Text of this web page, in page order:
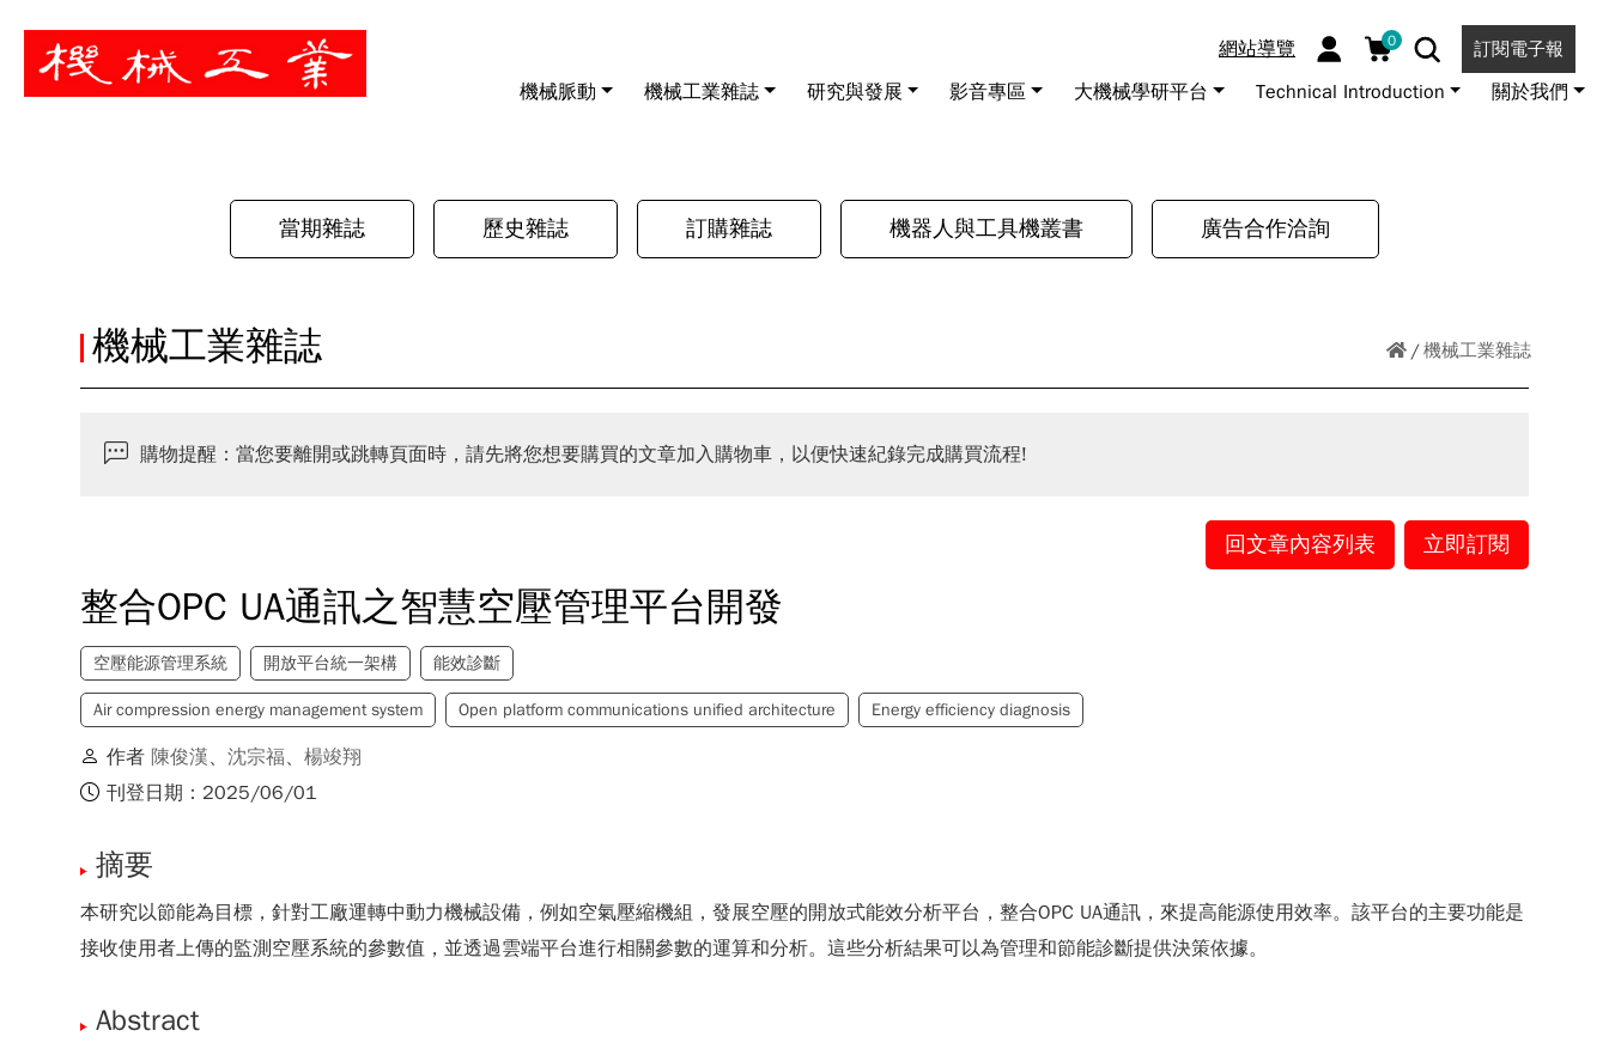
網站導覽 0 訂閱電子報
機械脈動 機械工業雜誌 研究與發展 影音專區 大機械學研平台 Technical Introduction 關於我們
暫停
當期雜誌 歷史雜誌 訂購雜誌 機器人與工具機叢書 廣告合作洽詢
機械工業雜誌
機械工業雜誌
購物提醒：當您要離開或跳轉頁面時，請先將您想要購買的文章加入購物車，以便快速紀錄完成購買流程!
回文章內容列表 立即訂閱
整合OPC UA通訊之智慧空壓管理平台開發
空壓能源管理系統 開放平台統一架構 能效診斷
Air compression energy management system Open platform communications unified architecture Energy efficiency diagnosis
作者 陳俊漢、沈宗福、楊竣翔
刊登日期：2025/06/01
摘要
本研究以節能為目標，針對工廠運轉中動力機械設備，例如空氣壓縮機組，發展空壓的開放式能效分析平台，整合OPC UA通訊，來提高能源使用效率。該平台的主要功能是
接收使用者上傳的監測空壓系統的參數值，並透過雲端平台進行相關參數的運算和分析。這些分析結果可以為管理和節能診斷提供決策依據。
Abstract